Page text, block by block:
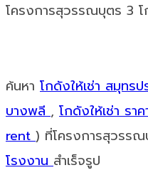
โครงการสุวรรณบุตร 3 โ
ค้นหา โกดังให้เช่า สมุทร
บางพลี, โกดังให้เช่า รา
rent) ที่โครงการสุวรร
โรงงานสำเร็จรูป